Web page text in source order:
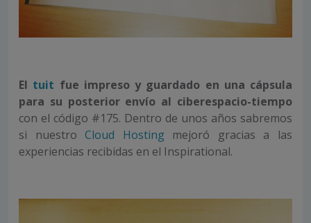
El tuit fue impreso y guardado en una cápsula
para su posterior envío al ciberespacio-tiempo
con el código #175. Dentro de unos años sabremos
si nuestroCloud Hosting mejoró gracias a las
experiencias recibidas en el Inspirational.